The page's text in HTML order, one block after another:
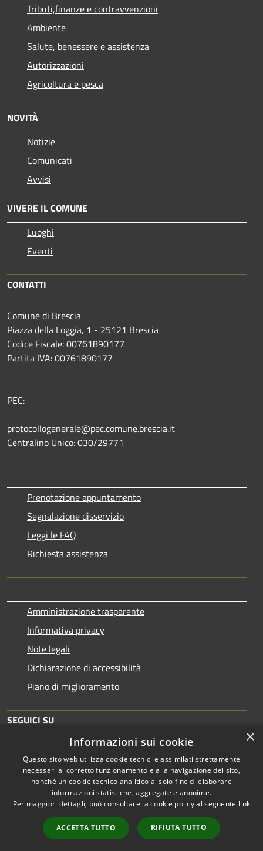
Tributi,finanze e contravvenzioni
Ambiente
Salute, benessere e assistenza
Autorizzazioni
Agricoltura e pesca
NOVITÀ
Notizie
Comunicati
Avvisi
VIVERE IL COMUNE
Luoghi
Eventi
CONTATTI
Comune di Brescia
Piazza della Loggia, 1 - 25121 Brescia
Codice Fiscale: 00761890177
Partita IVA: 00761890177
PEC:
protocollogenerale@pec.comune.brescia.it
Centralino Unico: 030/29771
Prenotazione appuntamento
Segnalazione disservizio
Leggi le FAQ
Richiesta assistenza
Amministrazione trasparente
Informativa privacy
Note legali
Dichiarazione di accessibilità
Piano di miglioramento
SEGUICI SU
RSS
Accessibilità
Copyright © 2026 • Comune di
Municipium•
Accesso
redazione
×
Informazioni sui cookie
Questo sito web utilizza cookie tecnici e assimilati strettamente
necessari al corretto funzionamento e alla navigazione del sito,
nonché un cookie tecnico analitico al solo fine di elaborare
informazioni statistiche, aggregate e anonime.
Per maggiori dettagli, può consultare la cookie policy al seguente link
ACCETTA TUTTO RIFIUTA TUTTO